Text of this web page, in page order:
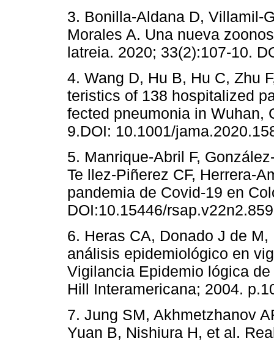
3. Bonilla-Aldana D, Villamil-
Morales A. Una nueva
latreia. 2020; 33(2):107-10.
4. Wang D, Hu B, Hu C, Zhu
teristics of 138 hospitalized
fected pneumonia in Wuhan,
9.DOI: 10.1001/
5. Manrique-Abril F,
Te llez-Piñerez CF, Herrera-
pandemia de Covid-19 en
DOI:10.15446/
6. Heras CA, Donado J de
análisis epidemiológico en
Vigilancia Epidemio lógica
Hill Interamericana; 2004.
7. Jung SM, Akhmetzhanov
Yuan B, Nishiura H, et al.